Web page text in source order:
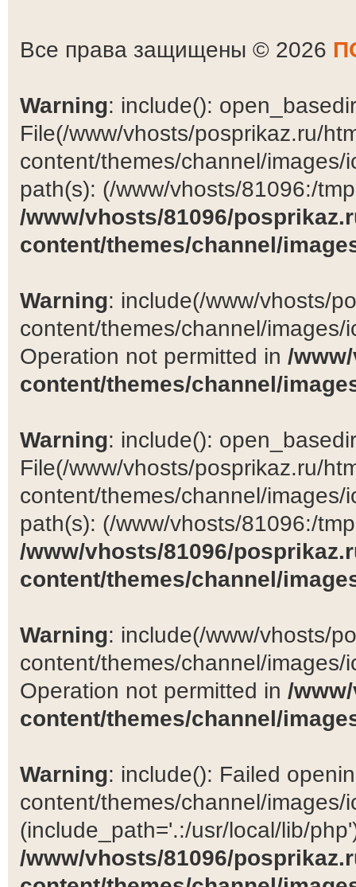
Все права защищены © 2026
Warning: include():
File(/www/vhosts/posprikaz.ru/
content/themes/channel/
path(s): (/www/vhosts/81096:/
/www/vhosts/81096/
content/themes/channel/
Warning: include(/www/vhosts/
content/themes/channel/
Operation not permitted in /
content/themes/channel/
Warning: include():
File(/www/vhosts/posprikaz.ru/
content/themes/channel/
path(s): (/www/vhosts/81096:/
/www/vhosts/81096/
content/themes/channel/
Warning: include(/www/vhosts/
content/themes/channel/
Operation not permitted in /
content/themes/channel/
Warning: include(): Failed
content/themes/channel/images/
(include_path='.:/usr/local/lib/
/www/vhosts/81096/